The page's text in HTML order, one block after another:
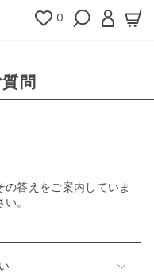
0 検索 ログ
問
答えをご案内していま
。